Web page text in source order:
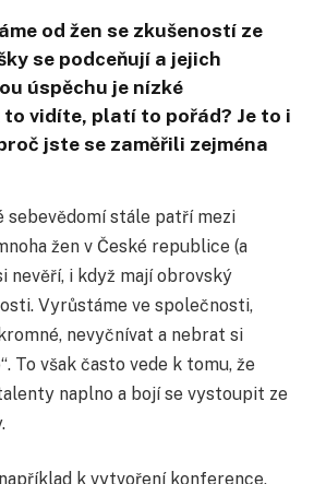
od žen se zkušeností ze
se podceňují a jejich
úspěchu je nízké
to vidíte, platí to pořád? Je to i
jste se zaměřili zejména
sebevědomí stále patří mezi
žen v České republice (a
nevěří, i když mají obrovský
Vyrůstáme ve společnosti,
nevyčnívat a nebrat si
To však často vede k tomu, že
naplno a bojí se vystoupit ze
k vytvoření konference,